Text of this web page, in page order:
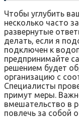
Чтобы углубить
несколько часто
развернутые
делать‚ если я
подключен к
предпринимайте
решением будет
организацию с
Специалисты
примут меры.
вмешательство в
повлечь за собой